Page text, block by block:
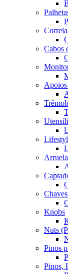
Cabos
Knobs
Nuts
Pinos
Pinos,